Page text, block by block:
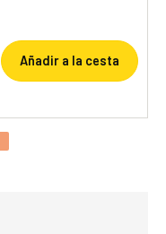
Añadir a la cesta